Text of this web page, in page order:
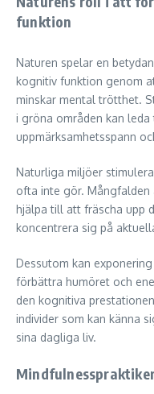
funktion
Naturen spelar en
kognitiv funktion genom
minskar mental trötthet.
i gröna områden kan
uppmärksamhetsspann
Naturliga miljöer
ofta inte gör. Mångfalden
hjälpa till att fräscha upp
koncentrera sig på
Dessutom kan
förbättra humöret och
den kognitiva
individer som kan känna
sina dagliga liv.